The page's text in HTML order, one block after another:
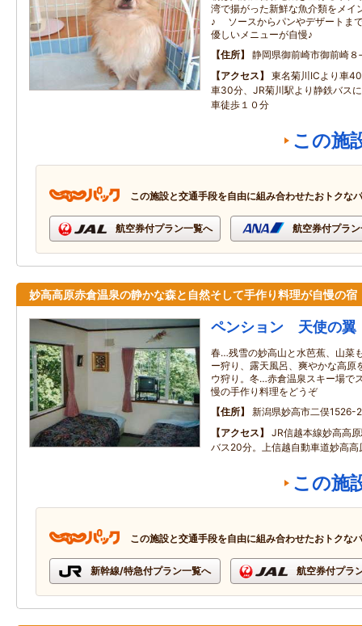
湾で揚がった新鮮な魚介類をメイ
♪ ソースからパンやデザートま
優しいメニューが自慢♪
住所
静岡県御前崎市御前崎８
アクセス
東名菊川ICより車
車30分、JR菊川駅より静鉄バス
車徒歩１０分
この施
この施設と交通手段を自由に組み合わせたおトクな
航空券付プラン一覧へ 航空券付プラ
妙高高原赤倉温泉の静かな森と自然そして手作り料理が自慢の宿
ペンション 天使の翼
春…残雪の妙高山と水芭蕉、山菜
ー狩り、露天風呂、爽やかな高
ウ狩り。冬…赤倉温泉スキー場で
慢の手作り料理をどうぞ
住所
新潟県妙高市二俣1526-
アクセス
JR信越本線妙高高
バス20分。上信越自動車道妙高高
この施
この施設と交通手段を自由に組み合わせたおトクな
新幹線/特急付プラン一覧へ 航空券付プラ